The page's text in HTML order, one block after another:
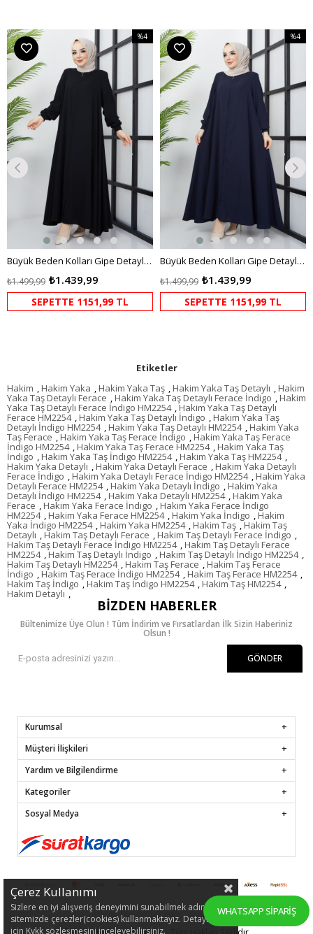
Büyük Beden Kolları Gipe Detaylı Siyah Ferace
₺1.439,99
₺1.499,99
%4
%4İndirim
SEPETTE 1151,99 TL
Büyük Beden Kolları Gipe Detaylı Lacivert Ferace
₺1.439,99
₺1.499,99
%4
SEPETTE 1151,99 TL
Etiketler
Hakim
Hakim Yaka Hakim Yaka Taş Hakim Yaka Taş Detaylı Hakim
Yaka Taş Detaylı Ferace Hakim Yaka Taş Detaylı Ferace İndigo Hakim
Yaka Taş Detaylı Ferace İndigo HM2254 Hakim Yaka Taş Detaylı
Ferace HM2254 Hakim Yaka Taş Detaylı İndigo Hakim Yaka Taş
Detaylı İndigo HM2254 Hakim Yaka Taş Detaylı HM2254 Hakim Yaka
Taş Ferace ,Hakim Yaka Taş Ferace İndigo Hakim Yaka Taş Ferace
İndigo HM2254 Hakim Yaka Taş Ferace HM2254 Hakim Yaka Taş
İndigo Hakim Yaka Taş İndigo HM2254 Hakim Yaka Taş HM2254
Hakim Yaka Detaylı Hakim Yaka Detaylı Ferace Hakim Yaka Detaylı
Ferace İndigo Hakim Yaka Detaylı Ferace İndigo HM2254 Hakim Yaka
Detaylı Ferace HM2254 Hakim Yaka Detaylı İndigo Hakim Yaka
Detaylı İndigo HM2254 Hakim Yaka Detaylı HM2254 Hakim Yaka
Ferace Hakim Yaka Ferace İndigo Hakim Yaka Ferace İndigo
HM2254 Hakim Yaka Ferace HM2254 Hakim Yaka İndigo Hakim
Yaka İndigo HM2254 Hakim Yaka HM2254 Hakim Taş ,Hakim Taş
Detaylı Hakim Taş Detaylı Ferace Hakim Taş Detaylı Ferace İndigo
Hakim Taş Detaylı Ferace İndigo HM2254 Hakim Taş Detaylı Ferace
HM2254 Hakim Taş Detaylı İndigo Hakim Taş Detaylı İndigo HM2254
Hakim Taş Detaylı HM2254 Hakim Taş Ferace Hakim Taş Ferace
İndigo Hakim Taş Ferace İndigo HM2254 Hakim Taş Ferace HM2254
Hakim Taş İndigo , Hakim Taş İndigo HM2254 Hakim Taş HM2254
Hakim Detaylı ,
WHATSAPP SIPARIŞ
BIZDEN HABERLER
Bültenimize Üye Olun ! Tüm İndirim ve Fırsatlardan İlk Sizin Haberiniz
Olsun !
GÖNDER
Kurumsal
Müşteri İlişkileri
Yardım ve Bilgilendirme
Kategoriler
Sosyal Medya
Çerez Kullanımı
Sizlere en iyi alışveriş deneyimini sunabilmek adına
sitemizde çerezler(cookies) kullanmaktayız. Detaylı bilgi
için Kvkk sözleşmesini inceleyebilirsiniz.